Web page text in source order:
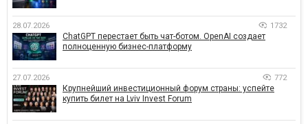
28.07.2026 1732
ChatGPT перестает быть чат-ботом. OpenAI создает
полноценную бизнес-платформу
27.07.2026 772
Крупнейший инвестиционный форум страны: успейте
купить билет на Lviv Invest Forum